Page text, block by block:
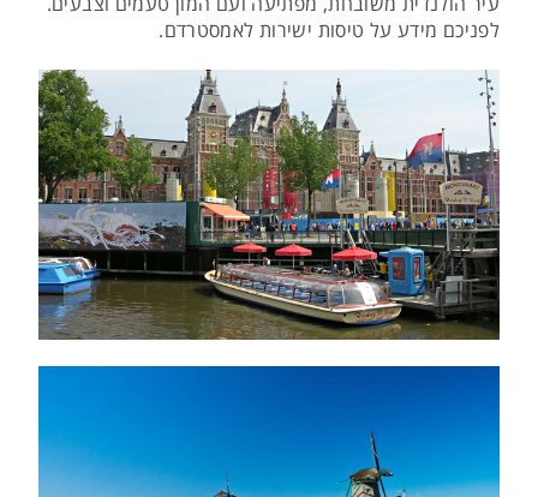
לפניכם מידע על טיסות ישירות לאמסטרדם.